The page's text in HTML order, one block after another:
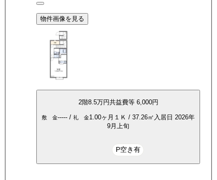
物件画像を見る
2階8.5万円共益費等 6,000円
敷 金----- / 礼 金1.00ヶ月 １Ｋ / 37.26㎡ 入居日 2026年
9月上旬
P空き有